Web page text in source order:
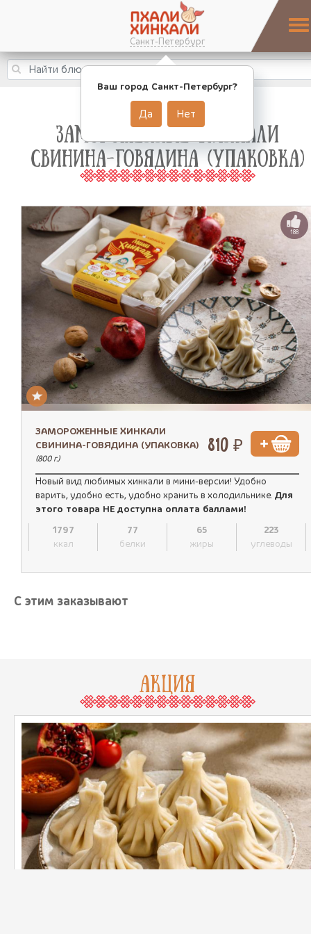
Санкт-Петербург
Ваш город Санкт-Петербург?
Да Нет
ЗАМОРОЖЕННЫЕ ХИНКАЛИ
СВИНИНА-ГОВЯДИНА (УПАКОВКА)
188
ЗАМОРОЖЕННЫЕ ХИНКАЛИ
СВИНИНА-ГОВЯДИНА (УПАКОВКА)
(800 г.)
810 ₽
Новый вид любимых хинкали в мини-версии! Удобно
варить, удобно есть, удобно хранить в холодильнике. Для
этого товара НЕ доступна оплата баллами!
1797
ккал
77
белки
65
жиры
223
углеводы
С этим заказывают
АКЦИЯ